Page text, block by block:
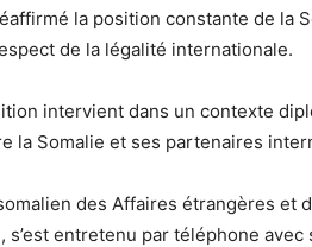
la position constante de la
de la légalité internationale.
intervient dans un contexte
la Somalie et ses partenaires
des Affaires étrangères et
s’est entretenu par téléphone